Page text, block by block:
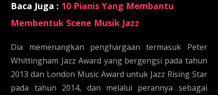
Baca Juga : 10 Pianis Yang Membantu
Membentuk Scene Musik Jazz
Dia memenangkan penghargaan termasuk Peter
Whittingham Jazz Award yang bergengsi pada tahun
2013 dan London Music Award untuk Jazz Rising Star
pada tahun 2014, dan melalui perannya sebagai